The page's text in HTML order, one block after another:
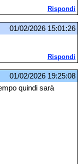
Rispondi
01/02/2026 15:01:26
Rispondi
01/02/2026 19:25:08
quindi sarà